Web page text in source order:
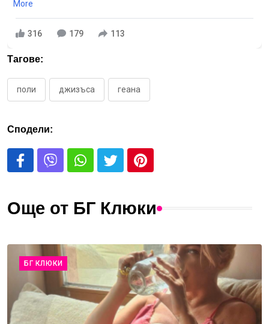
More
316 179 113
Тагове:
поли джизъса геана
Сподели:
Още от БГ Клюки
БГ КЛЮКИ